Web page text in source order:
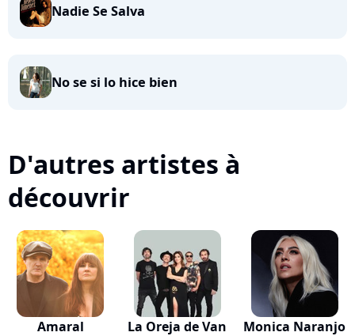
Nadie Se Salva
No se si lo hice bien
D'autres artistes à
découvrir
Amaral
La Oreja de Van
Monica Naranjo